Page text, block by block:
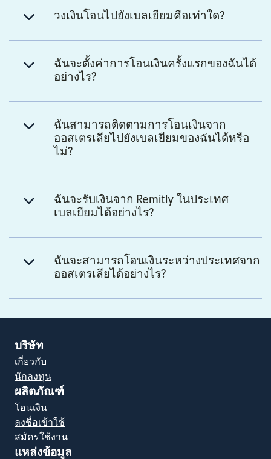
วงเงินโอนไปยังเบลเยียมคือเท่าใด?
ฉันจะตั้งค่าการโอนเงินครั้งแรกของฉันได้
อย่างไร?
ฉันสามารถติดตามการโอนเงินจาก
ออสเตรเลียไปยังเบลเยียมของฉันได้หรือ
ไม่?
ฉันจะรับเงินจาก Remitly ในประเทศ
เบลเยียมได้อย่างไร?
ฉันจะสามารถโอนเงินระหว่างประเทศจาก
ออสเตรเลียได้อย่างไร?
บริษัท
เกี่ยวกับ
นักลงทุน
ผลิตภัณฑ์
โอนเงิน
ลงชื่อเข้าใช้
สมัครใช้งาน
แหล่งข้อมูล